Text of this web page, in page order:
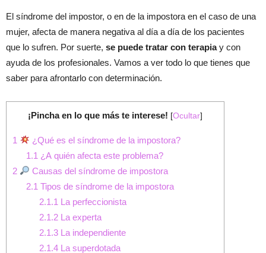
El síndrome del impostor, o en de la impostora en el caso de una
mujer, afecta de manera negativa al día a día de los pacientes
que lo sufren. Por suerte, se puede tratar con terapiay con
ayuda de los profesionales. Vamos a ver todo lo que tienes que
saber para afrontarlo con determinación.
¡Pincha en lo que más te interese! [Ocultar]
1
¿Qué es el síndrome de la impostora?
1.1 ¿A quién afecta este problema?
2
Causas del síndrome de impostora
2.1 Tipos de síndrome de la impostora
2.1.1 La perfeccionista
2.1.2 La experta
2.1.3 La independiente
2.1.4 La superdotada